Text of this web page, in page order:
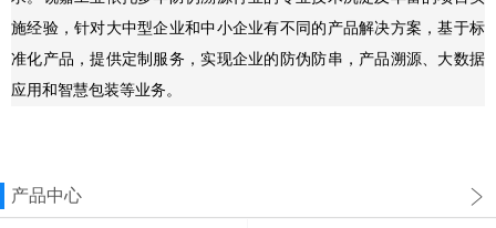
施经验，针对大中型企业和中小企业有不同的产品解决方案，基于标
准化产品，提供定制服务，实现企业的防伪防串，产品溯源、大数据
应用和智慧包装等业务。
产品中心